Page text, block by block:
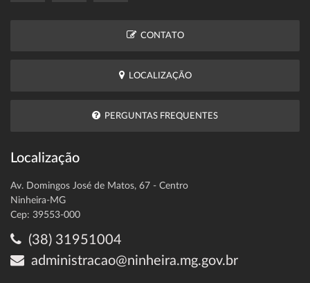
CONTATO
LOCALIZAÇÃO
PERGUNTAS FREQUENTES
Localização
Av. Domingos José de Matos, 67 - Centro
Ninheira-MG
Cep: 39553-000
(38) 31951004
administracao@ninheira.mg.gov.br